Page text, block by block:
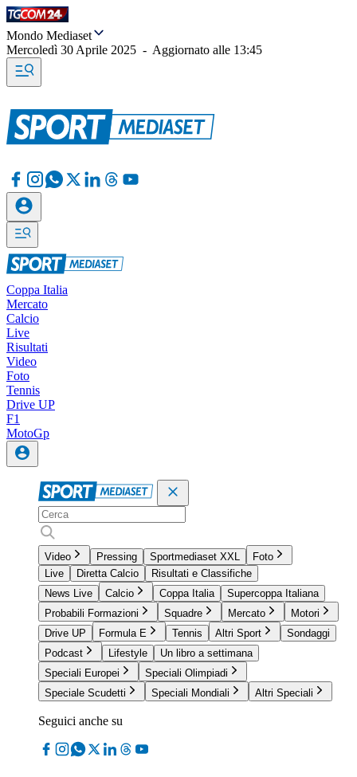
Mondo Mediaset
Mercoledì 30 Aprile 2025 - Aggiornato alle 13:45
Coppa Italia
Mercato
Calcio
Live
Risultati
Video
Foto
Tennis
Drive UP
F1
MotoGp
Video Pressing Sportmediaset XXL
Foto
Live
Diretta Calcio
Risultati e Classifiche
News Live
Calcio Coppa Italia
Supercoppa Italiana
Probabili Formazioni
Squadre Mercato
Motori
Drive UP
Formula E Tennis Altri Sport
Sondaggi
Podcast
Lifestyle
Un libro a settimana
Speciali Europei
Speciali Olimpiadi
Speciale Scudetti
Speciali Mondiali Altri Speciali
Seguici anche su